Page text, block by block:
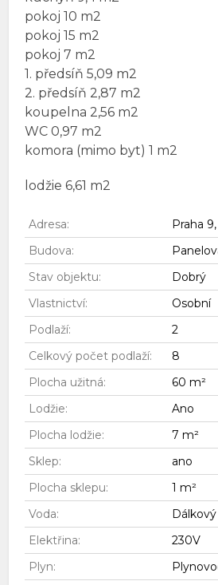
pokoj 10 m2
pokoj 15 m2
pokoj 7 m2
1. předsíň 5,09 m2
2. předsíň 2,87 m2
koupelna 2,56 m2
WC 0,97 m2
komora (mimo byt) 1 m2
lodžie 6,61 m2
Adresa:
Praha
Budova:
Stav objektu:
Dobrý
Vlastnictví:
Osobní
Podlaží:
2
Celkový počet podlaží:
8
Plocha užitná:
60 m²
Lodžie:
Ano
Plocha lodžie:
7 m²
Sklep:
ano
Plocha sklepu:
1 m²
Voda:
Elektřina:
230V
Plyn: